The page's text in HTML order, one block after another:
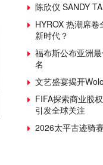
陈欣仪 SANDY
HYROX 热潮席
新时代？
福布斯公布亚洲
名
文艺盛宴揭开
FIFA探索商业股
引发全球关注
2026太平古迹骑